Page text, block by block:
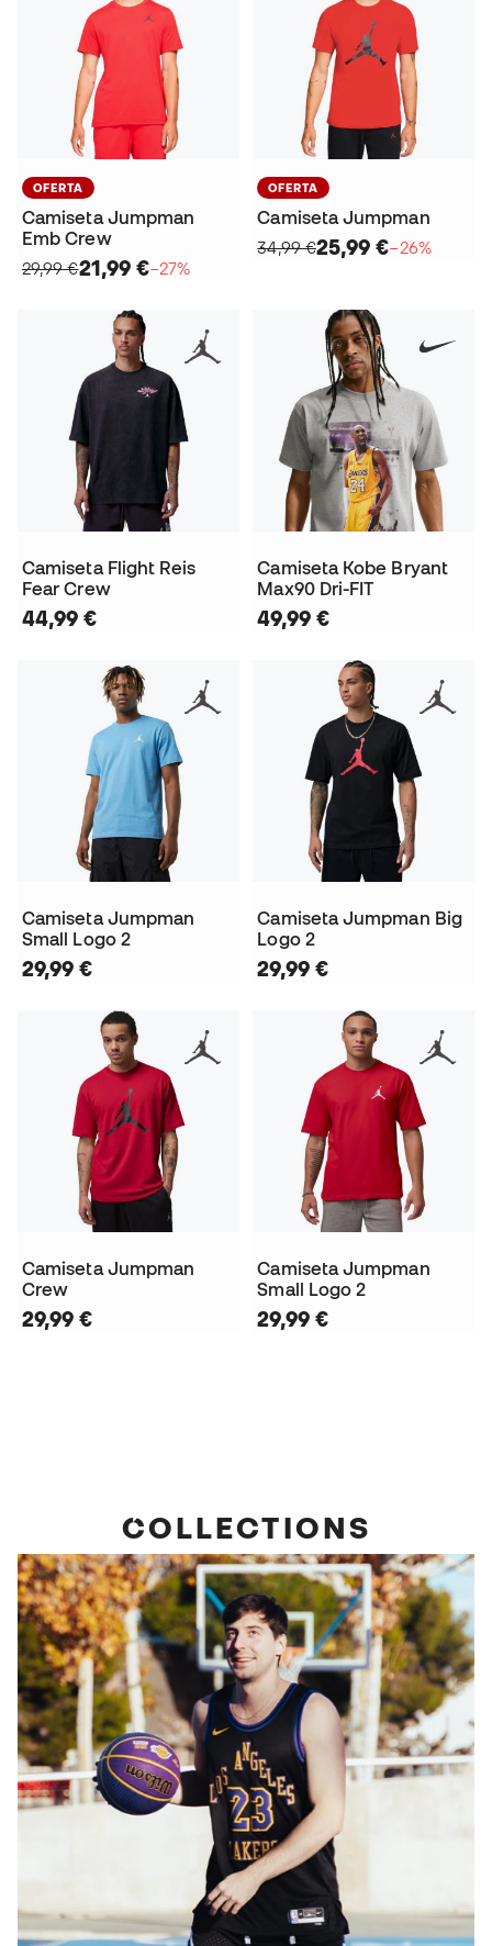
OFERTA
Camiseta Jumpman
Emb Crew
29,99 €21,99 €−27%
OFERTA
Camiseta Jumpman
34,99 €25,99 €−26%
Camiseta Flight Reis
Fear Crew
44,99 €
Camiseta Kobe Bryant
Max90 Dri-FIT
49,99 €
Camiseta Jumpman
Small Logo 2
29,99 €
Camiseta Jumpman Big
Logo 2
29,99 €
Camiseta Jumpman
Crew
29,99 €
Camiseta Jumpman
Small Logo 2
29,99 €
COLLECTIONS